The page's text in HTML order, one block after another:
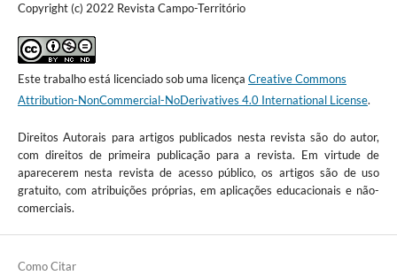
Copyright (c) 2022 Revista Campo-Território
Este trabalho está licenciado sob uma licença Creative Commons
Attribution-NonCommercial-NoDerivatives 4.0 International License.
Direitos Autorais para artigos publicados nesta revista são do autor,
com direitos de primeira publicação para a revista. Em virtude de
aparecerem nesta revista de acesso público, os artigos são de uso
gratuito, com atribuições próprias, em aplicações educacionais e não-
comerciais.
Como Citar